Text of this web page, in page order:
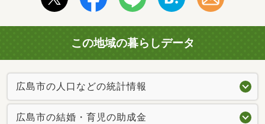
この地域の暮らしデータ
広島市の人口などの統計情報
広島市の結婚・育児の助成金